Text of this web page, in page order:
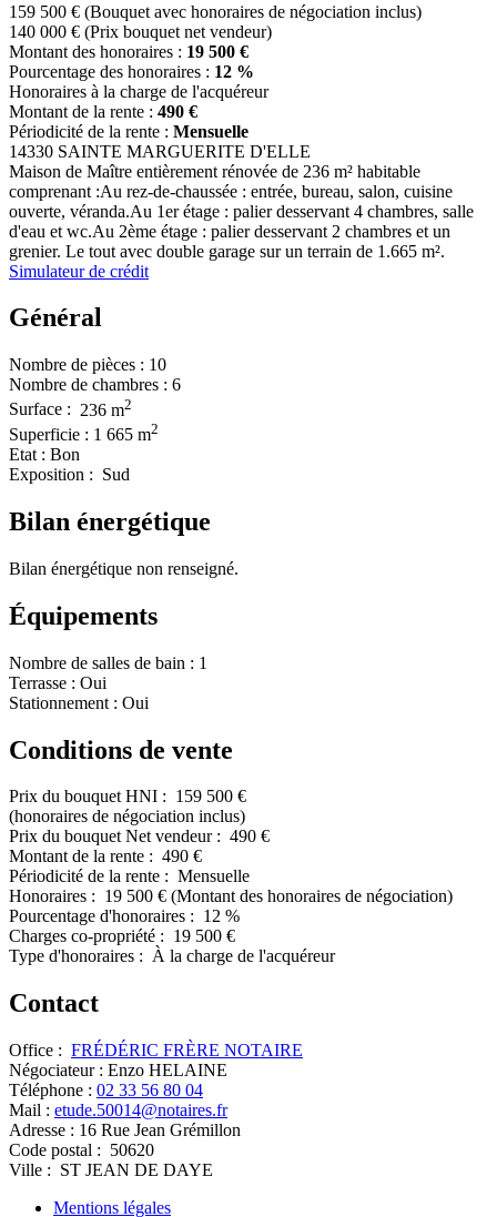
159 500 € (Bouquet avec honoraires de négociation inclus)
140 000 € (Prix bouquet net vendeur)
Montant des honoraires : 19 500 €
Pourcentage des honoraires : 12 %
Honoraires à la charge de l'acquéreur
Montant de la rente : 490 €
Périodicité de la rente : Mensuelle
14330 SAINTE MARGUERITE D'ELLE
Maison de Maître entièrement rénovée de 236 m² habitable
comprenant :Au rez-de-chaussée : entrée, bureau, salon, cuisine
ouverte, véranda.Au 1er étage : palier desservant 4 chambres, salle
d'eau et wc.Au 2ème étage : palier desservant 2 chambres et un
grenier. Le tout avec double garage sur un terrain de 1.665 m².
Simulateur de crédit
Général
Nombre de pièces : 10
Nombre de chambres : 6
Surface : 236 m2
Superficie : 1 665 m2
Etat : Bon
Exposition : Sud
Bilan énergétique
Bilan énergétique non renseigné.
Équipements
Nombre de salles de bain : 1
Terrasse : Oui
Stationnement : Oui
Conditions de vente
Prix du bouquet HNI : 159 500 €
(honoraires de négociation inclus)
Prix du bouquet Net vendeur : 490 €
Montant de la rente : 490 €
Périodicité de la rente : Mensuelle
Honoraires : 19 500 € (Montant des honoraires de négociation)
Pourcentage d'honoraires : 12 %
Charges co-propriété : 19 500 €
Type d'honoraires : À la charge de l'acquéreur
Contact
Office : FRÉDÉRIC FRÈRE NOTAIRE
Négociateur : Enzo HELAINE
Téléphone : 02 33 56 80 04
Mail : etude.50014@notaires.fr
Adresse : 16 Rue Jean Grémillon
Code postal : 50620
Ville : ST JEAN DE DAYE
Mentions légales